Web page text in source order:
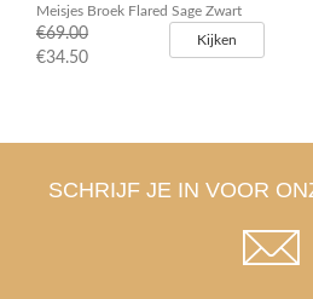
Meisjes Broek Flared Sage Zwart
€69.00
€34.50
Kijken
SCHRIJF JE IN VOOR